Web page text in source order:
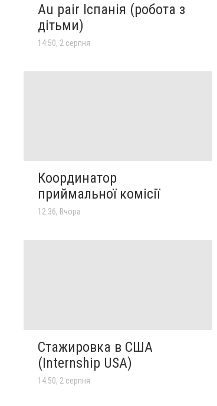
Au pair Іспанія (робота з
дітьми)
14:50, 2 серпня
Координатор
приймальної комісії
12:36, Вчора
Стажировка в США
(Internship USA)
14:50, 2 серпня